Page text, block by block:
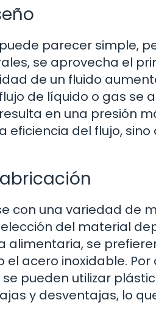
parecer simple,
se aprovecha el
de un fluido
de líquido o gas se
en una presión
eficiencia del flujo,
con una variedad de
del material
alimentaria, se
acero inoxidable.
pueden utilizar
y desventajas, lo